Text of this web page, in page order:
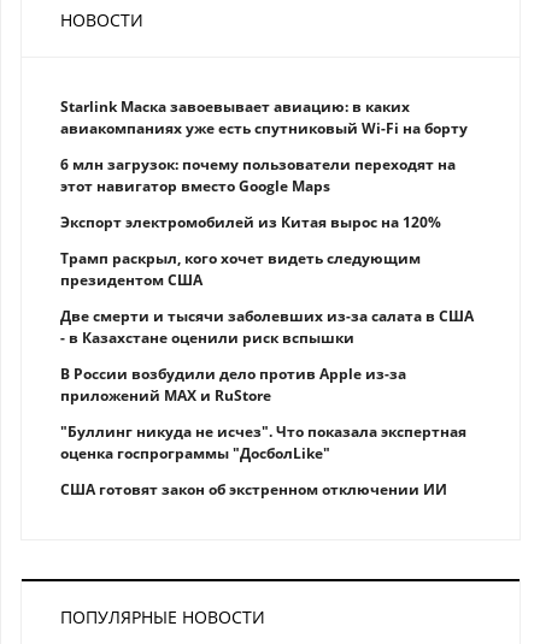
НОВОСТИ
Starlink Маска завоевывает авиацию: в каких
авиакомпаниях уже есть спутниковый Wi-Fi на борту
6 млн загрузок: почему пользователи переходят на
этот навигатор вместо Google Maps
Экспорт электромобилей из Китая вырос на 120%
Трамп раскрыл, кого хочет видеть следующим
президентом США
Две смерти и тысячи заболевших из-за салата в США
- в Казахстане оценили риск вспышки
В России возбудили дело против Apple из-за
приложений MAX и RuStore
"Буллинг никуда не исчез". Что показала экспертная
оценка госпрограммы "ДосболLike"
США готовят закон об экстренном отключении ИИ
ПОПУЛЯРНЫЕ НОВОСТИ